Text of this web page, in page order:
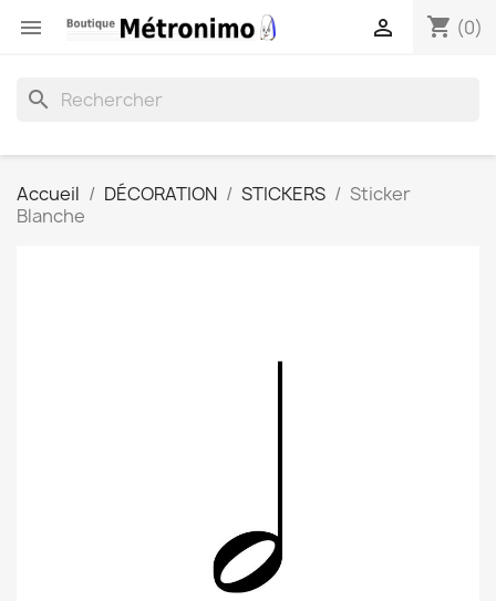
 shopping_cart (0)

search
Accueil DÉCORATION STICKERS
Sticker
Blanche